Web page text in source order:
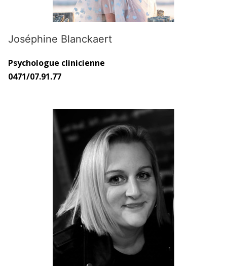
Joséphine Blanckaert
Psychologue clinicienne
0471/07.91.77